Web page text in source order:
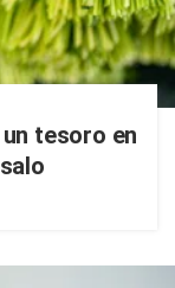
tesoro en